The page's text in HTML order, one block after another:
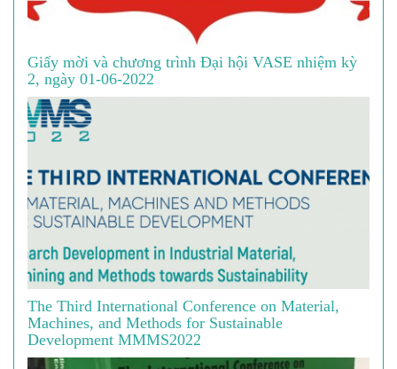
Giấy mời và chương trình Đại hội VASE nhiệm kỳ
2, ngày 01-06-2022
The Third International Conference on Material,
Machines, and Methods for Sustainable
Development MMMS2022